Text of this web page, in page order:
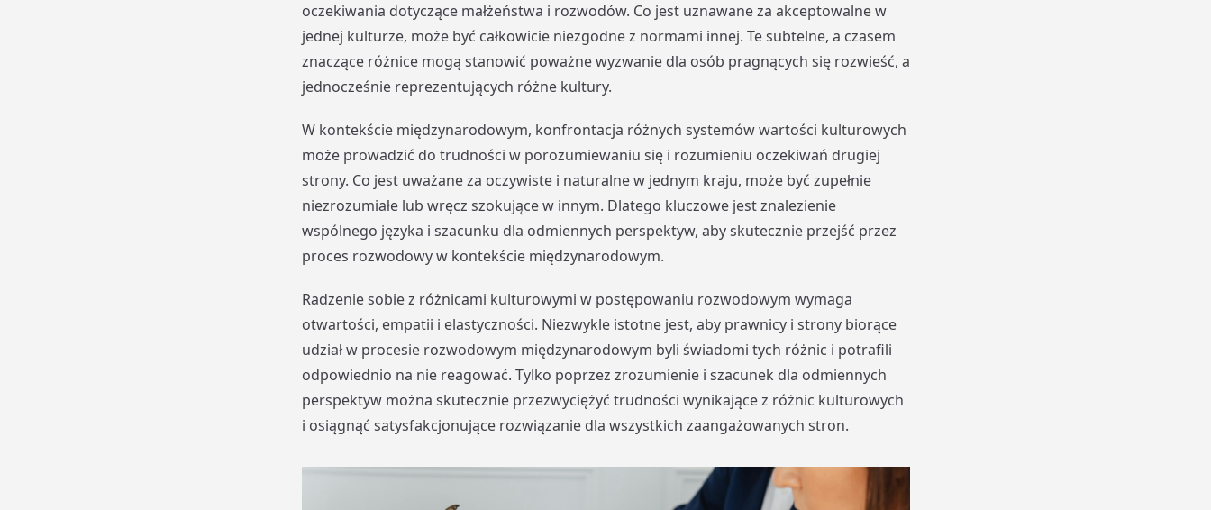
oczekiwania dotyczące małżeństwa i rozwodów. Co jest uznawane za akceptowalne w
jednej kulturze, może być całkowicie niezgodne z normami innej. Te subtelne, a czasem
znaczące różnice mogą stanowić poważne wyzwanie dla osób pragnących się rozwieść, a
jednocześnie reprezentujących różne kultury.
W kontekście międzynarodowym, konfrontacja różnych systemów wartości kulturowych
może prowadzić do trudności w porozumiewaniu się i rozumieniu oczekiwań drugiej
strony. Co jest uważane za oczywiste i naturalne w jednym kraju, może być zupełnie
niezrozumiałe lub wręcz szokujące w innym. Dlatego kluczowe jest znalezienie
wspólnego języka i szacunku dla odmiennych perspektyw, aby skutecznie przejść przez
proces rozwodowy w kontekście międzynarodowym.
Radzenie sobie z różnicami kulturowymi w postępowaniu rozwodowym wymaga
otwartości, empatii i elastyczności. Niezwykle istotne jest, aby prawnicy i strony biorące
udział w procesie rozwodowym międzynarodowym byli świadomi tych różnic i potrafili
odpowiednio na nie reagować. Tylko poprzez zrozumienie i szacunek dla odmiennych
perspektyw można skutecznie przezwyciężyć trudności wynikające z różnic kulturowych
i osiągnąć satysfakcjonujące rozwiązanie dla wszystkich zaangażowanych stron.